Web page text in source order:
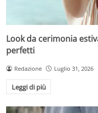
Look da cerimonia
perfetti
Redazione Luglio 31, 2026
Leggi di più